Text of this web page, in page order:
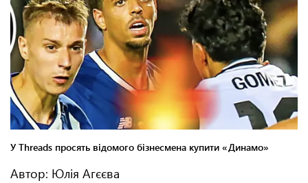
Автор: Юлія Агєєва